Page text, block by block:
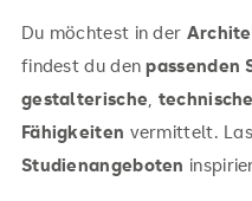
Du möchtest in der
findest du denpassenden
gestalterische technische
Fähigkeiten vermittelt.
Studienangeboten